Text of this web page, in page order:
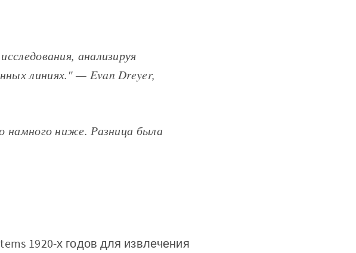
анализируя
линиях." — Evan Dreyer,
намного ниже. Разница была
1920-х годов для извлечения